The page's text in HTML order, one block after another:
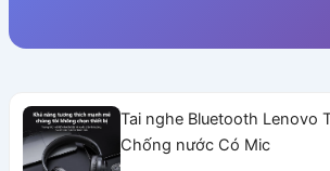
Tai nghe Bluetooth Lenovo
Chống nước Có Mic